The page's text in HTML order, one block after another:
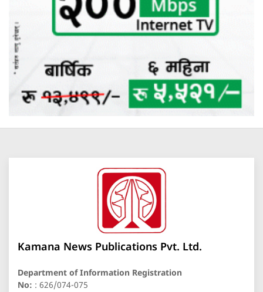
Kamana News Publications Pvt. Ltd.
Department of Information Registration
No: : 626/074-075